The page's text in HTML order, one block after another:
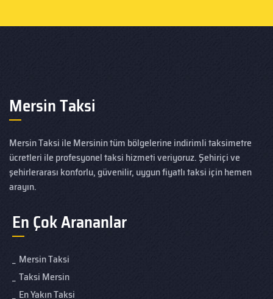
Mersin Taksi
Mersin Taksi ile Mersinin tüm bölgelerine indirimli taksimetre
ücretleri ile profesyonel taksi hizmeti veriyoruz. Şehiriçi ve
şehirlerarası konforlu, güvenilir, uygun fiyatlı taksi için hemen
arayın.
En Çok Arananlar
Mersin Taksi
Taksi Mersin
En Yakın Taksi